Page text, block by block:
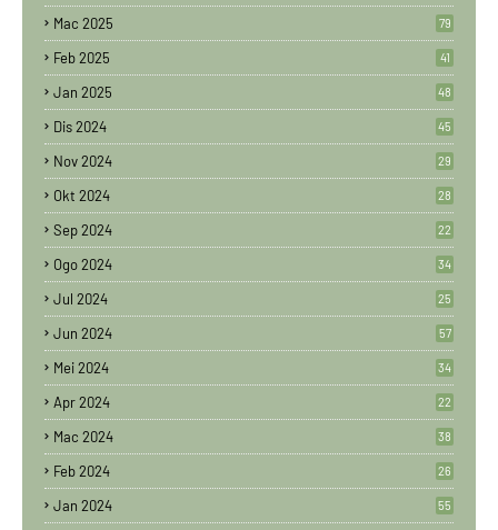
Mac 2025 79
Feb 2025 41
Jan 2025 48
Dis 2024 45
Nov 2024 29
Okt 2024 28
Sep 2024 22
Ogo 2024 34
Jul 2024 25
Jun 2024 57
Mei 2024 34
Apr 2024 22
Mac 2024 38
Feb 2024 26
Jan 2024 55